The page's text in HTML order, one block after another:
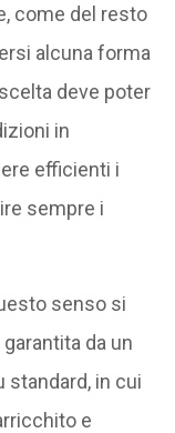
come del resto
alcuna forma
deve poter
in
efficienti i
sempre i
senso si
da un
standard, in cui
e